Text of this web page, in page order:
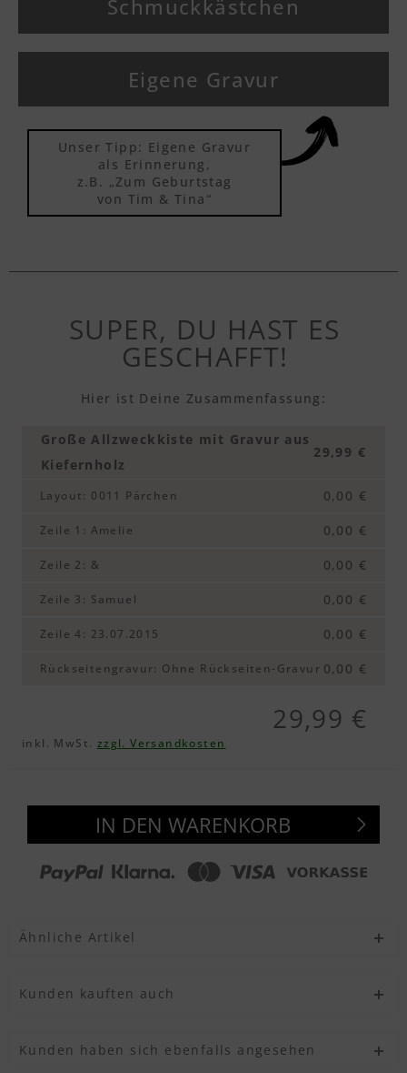
Schmuckkästchen
Eigene Gravur
Unser Tipp: Eigene Gravur
als Erinnerung,
z.B. „Zum Geburtstag
von Tim & Tina“
SUPER, DU HAST ES
GESCHAFFT!
Hier ist Deine Zusammenfassung:
Große Allzweckkiste mit Gravur aus
Kiefernholz
29,99 €
Layout: 0011 Pärchen 0,00 €
Zeile 1 : Amelie 0,00 €
Zeile 2 : & 0,00 €
Zeile 3 : Samuel 0,00 €
Zeile 4: 23.07.2015 0,00 €
Rückseitengravur: Ohne Rückseiten-Gravur 0,00 €
29,99 €
inkl. MwSt. zzgl. Versandkosten
IN DEN WARENKORB
Ähnliche Artikel
Kunden kauften auch
Kunden haben sich ebenfalls angesehen